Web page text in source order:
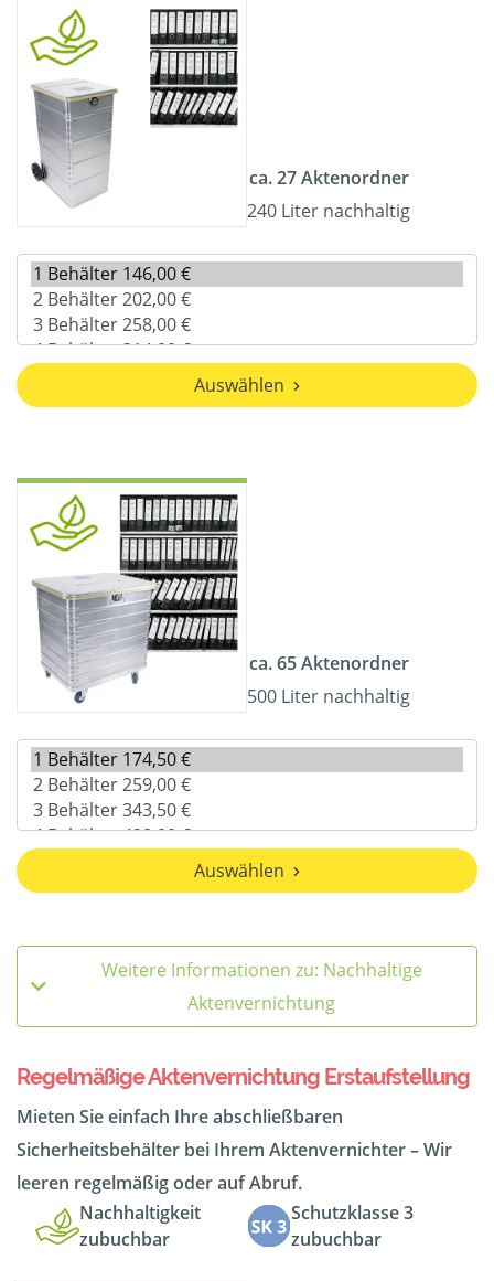
ca. 27 Aktenordner
240 Liter nachhaltig
Auswählen
ca. 65 Aktenordner
500 Liter nachhaltig
Auswählen
Weitere Informationen zu: Nachhaltige
Aktenvernichtung
Regelmäßige Aktenvernichtung Erstaufstellung
Mieten Sie einfach Ihre abschließbaren
Sicherheitsbehälter bei Ihrem Aktenvernichter – Wir
leeren regelmäßig oder auf Abruf.
Nachhaltigkeit
zubuchbar
Schutzklasse 3
zubuchbar